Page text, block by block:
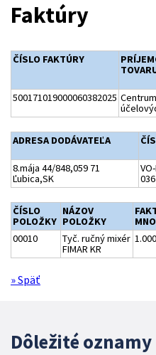
Faktúry
ČÍSLO FAKTÚRY
500171019000060382025 Centrum
ADRESA DODÁVATEĽA
8.mája 44/848,059 71
Ľubica,SK
036
ČÍSLO
POLOŽKY
NÁZOV
POLOŽKY
00010
Tyč. ručný mixér
FIMAR KR
1.000
» Späť
Dôležité oznamy